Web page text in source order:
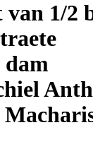
van 1/2
dam